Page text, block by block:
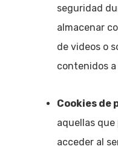
seguridad
almacenar
de videos o
contenidos
Cookies de
aquellas
acceder al